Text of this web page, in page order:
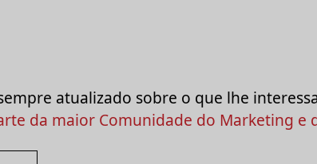
atualizado sobre o que lhe
da maior Comunidade do Marketing e